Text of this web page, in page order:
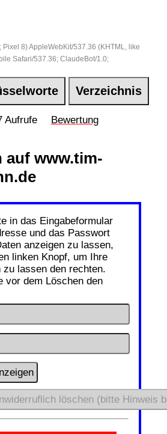
8) AppleWebKit/537.36 (KHTML, like
Safari/537.36; ClaudeBot/1.0;
Verzeichnis
Aufrufe Bewertung
auf www.tim-
in das Eingabeformular
und das Passwort
anzeigen zu lassen,
linken Knopf, um Ihre
zu lassen den rechten.
vor dem Löschen den